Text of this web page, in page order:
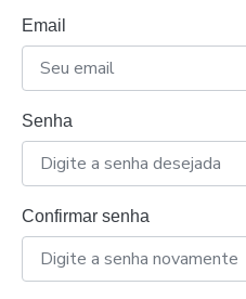
Email
Senha
Confirmar senha